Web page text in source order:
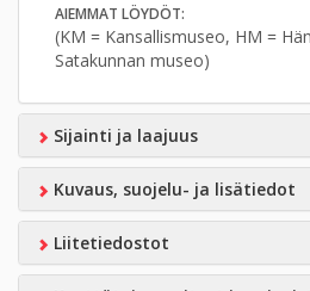
AIEMMAT LÖYDÖT:
(KM = Kansallismuseo, HM =
Satakunnan museo)
Sijainti ja laajuus
Kuvaus, suojelu- ja lisätiedot
Liitetiedostot